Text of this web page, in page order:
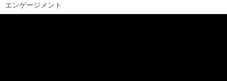
エンゲージメント